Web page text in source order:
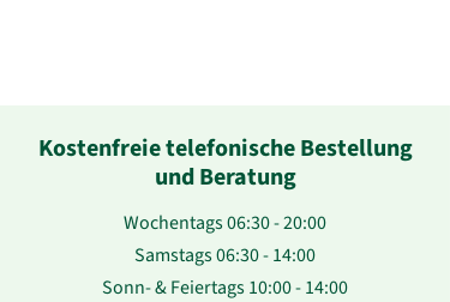
Kostenfreie telefonische Bestellung
und Beratung
Wochentags 06:30 - 20:00
Samstags 06:30 - 14:00
Sonn- & Feiertags 10:00 - 14:00